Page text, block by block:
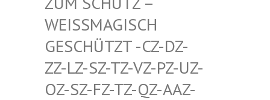
ISSMAGISCH GES
CHÜTZT -CZ-DZ-ZZ-
LZ-SZ-TZ-VZ-PZ-UZ-OZ-
SZ-FZ-TZ-QZ-AAZ-TZ-